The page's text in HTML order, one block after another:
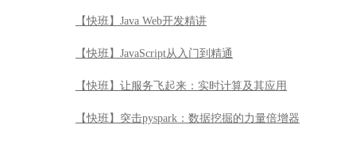
【快班】Java Web开发精讲
【快班】JavaScript从入门到精通
【快班】让服务飞起来：实时计算及其应用
【快班】突击pyspark：数据挖掘的力量倍增器